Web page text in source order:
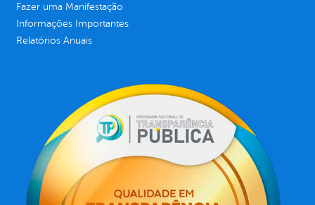
Fazer uma Manifestação
Informações Importantes
Relatórios Anuais